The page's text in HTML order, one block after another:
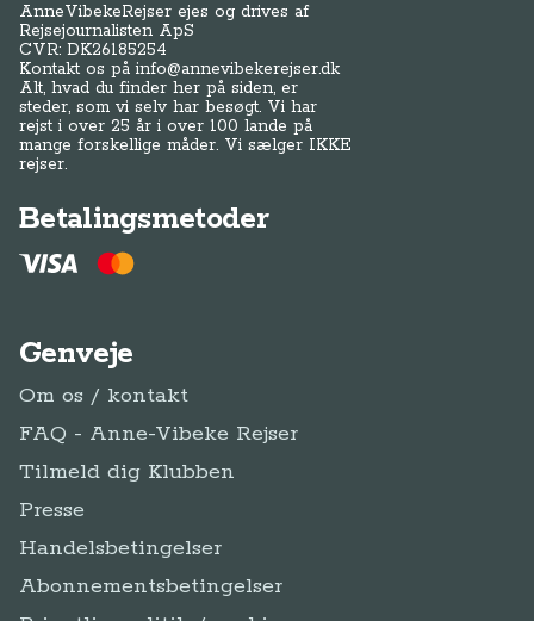
AnneVibekeRejser ejes og drives af
Rejsejournalisten ApS
CVR: DK26185254
Kontakt os påinfo@annevibekerejser.dk
Alt, hvad du finder her på siden, er
steder, som vi selv har besøgt. Vi har
rejst i over 25 år i over 100 lande på
mange forskellige måder. Vi sælger IKKE
rejser.
Betalingsmetoder
Genveje
Om os / kontakt
FAQ - Anne-Vibeke Rejser
Tilmeld dig Klubben
Presse
Handelsbetingelser
Abonnementsbetingelser